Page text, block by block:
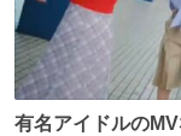
有名アイドルの